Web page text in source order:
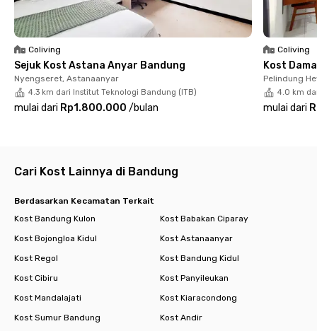
✔️ Laundry service
✔️ Room cleaning
✔️ CCTV
✔️ Area parkir
Tinggal diRukita Pelanduk Bandung
bikin hidup kamu lebih
simple dan bebas ribet. Semua fasilitas sudah tersedia—tinggal
bawa koper, langsung siap ngekost!
Yuk, booking kamarnya sekarang sebelum kehabisan!
Coliving
Sejuk Kost Astana Anyar Bandung
Nyengseret, Astanaanyar
4.3 km dari Institut Teknologi Bandung (ITB)
mulai dari Rp1.800.000 /bulan
Coliving
Kost
Pelindung
4.0 km
mulai dari
Cari Kost Lainnya di Bandung
Berdasarkan Kecamatan Terkait
Kost Bandung Kulon
Kost Babakan Ciparay
Kost Bojongloa Kidul
Kost Astanaanyar
Kost Regol
Kost Bandung Kidul
Kost Cibiru
Kost Panyileukan
Kost Mandalajati
Kost Kiaracondong
Kost Sumur Bandung
Kost Andir